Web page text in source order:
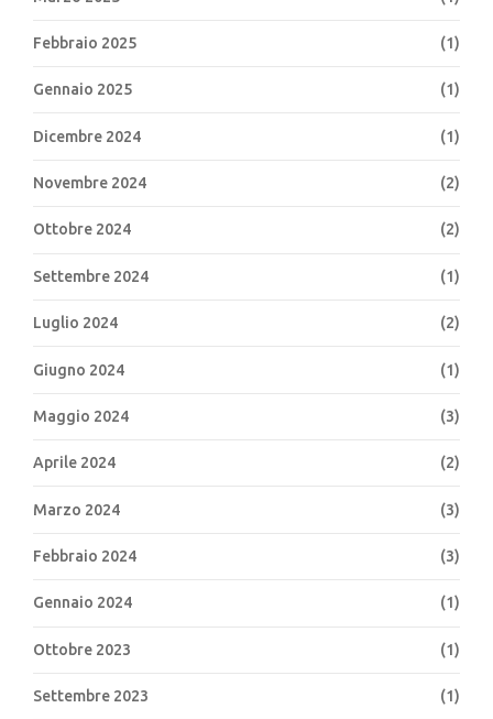
Febbraio 2025 (1)
Gennaio 2025 (1)
Dicembre 2024 (1)
Novembre 2024 (2)
Ottobre 2024 (2)
Settembre 2024 (1)
Luglio 2024 (2)
Giugno 2024 (1)
Maggio 2024 (3)
Aprile 2024 (2)
Marzo 2024 (3)
Febbraio 2024 (3)
Gennaio 2024 (1)
Ottobre 2023 (1)
Settembre 2023 (1)